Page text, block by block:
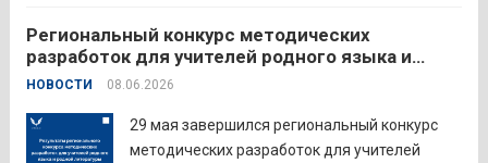
педагогов восточного округа для повышения
профессиональных компетенций и
знакомства с актуальными подходами к
работе с детьми....
Региональный конкурс методических
разработок для учителей родного языка и
родной литературы
НОВОСТИ 08.06.2026
29 мая завершился региональный конкурс
методических разработок для учителей